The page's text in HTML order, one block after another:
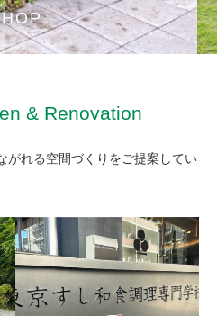
& Renovation
がれる空間づくりをご提案してい